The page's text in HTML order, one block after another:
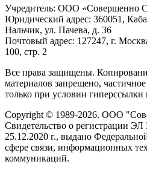
Учредитель: ООО «Совершенно
Юридический адрес: 360051,
Нальчик, ул. Пачева, д. 36
Почтовый адрес: 127247, г.
100, стр. 2
Все права защищены.
материалов запрещено,
только при условии гиперссылки
Copyright © 1989-2026. ООО
Свидетельство о регистрации
25.12.2020 г., выдано
сфере связи, информационных
коммуникаций.